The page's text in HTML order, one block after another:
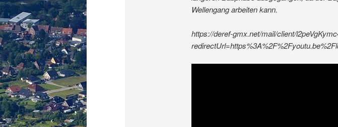
Wellengang arbeiten kann.
https://deref-gmx.net/mail/client/